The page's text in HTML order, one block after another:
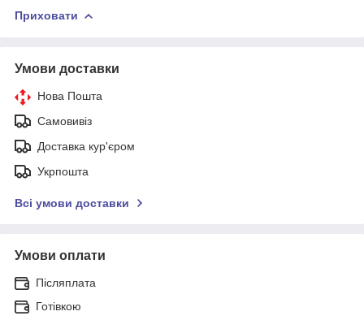
Приховати
Умови доставки
Нова Пошта
Самовивіз
Доставка кур'єром
Укрпошта
Всі умови доставки
Умови оплати
Післяплата
Готівкою